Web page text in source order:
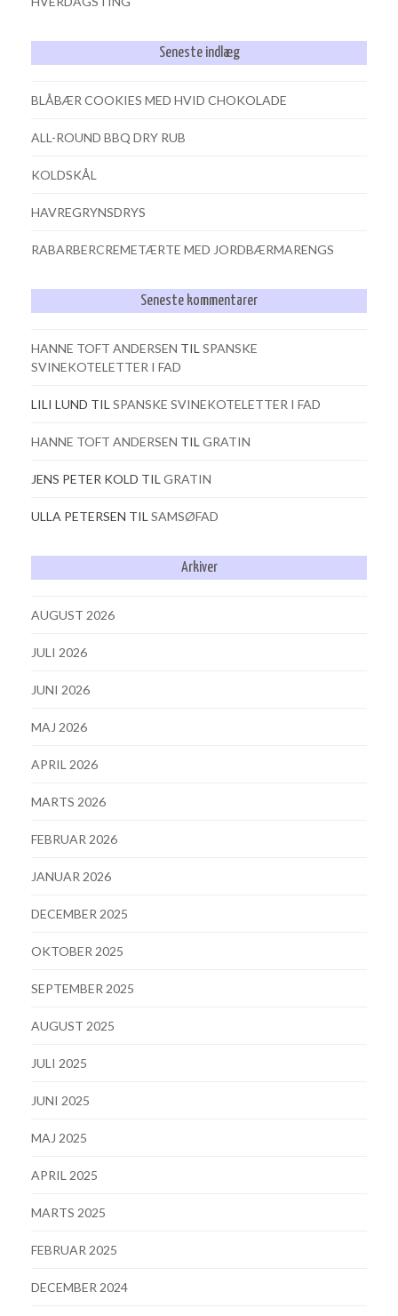
Seneste indlæg
BLÅBÆR COOKIES MED HVID CHOKOLADE
ALL-ROUND BBQ DRY RUB
KOLDSKÅL
HAVREGRYNSDRYS
RABARBERCREMETÆRTE MED JORDBÆRMARENGS
Seneste kommentarer
HANNE TOFT ANDERSEN TIL SPANSKE
SVINEKOTELETTER I FAD
LILI LUND TIL SPANSKE SVINEKOTELETTER I FAD
HANNE TOFT ANDERSEN TIL GRATIN
JENS PETER KOLD TIL GRATIN
ULLA PETERSEN TIL SAMSØFAD
Arkiver
AUGUST 2026
JULI 2026
JUNI 2026
MAJ 2026
APRIL 2026
MARTS 2026
FEBRUAR 2026
JANUAR 2026
DECEMBER 2025
OKTOBER 2025
SEPTEMBER 2025
AUGUST 2025
JULI 2025
JUNI 2025
MAJ 2025
APRIL 2025
MARTS 2025
FEBRUAR 2025
DECEMBER 2024